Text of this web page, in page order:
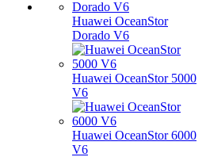
Huawei OceanStor
Dorado V6
Huawei OceanStor 5000
V6
Huawei OceanStor 6000
V6